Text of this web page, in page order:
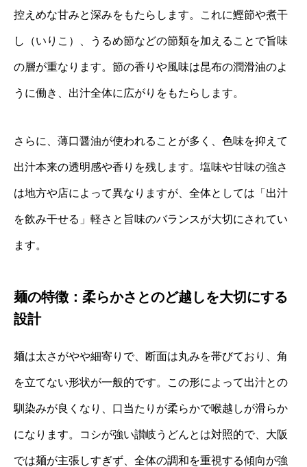
控えめな甘みと深みをもたらします。これに鰹節や煮干
し（いりこ）、うるめ節などの節類を加えることで旨味
の層が重なります。節の香りや風味は昆布の潤滑油のよ
うに働き、出汁全体に広がりをもたらします。
さらに、薄口醤油が使われることが多く、色味を抑えて
出汁本来の透明感や香りを残します。塩味や甘味の強さ
は地方や店によって異なりますが、全体としては「出汁
を飲み干せる」軽さと旨味のバランスが大切にされてい
ます。
麺の特徴：柔らかさとのど越しを大切にする
設計
麺は太さがやや細寄りで、断面は丸みを帯びており、角
を立てない形状が一般的です。この形によって出汁との
馴染みが良くなり、口当たりが柔らかで喉越しが滑らか
になります。コシが強い讃岐うどんとは対照的で、大阪
では麺が主張しすぎず、全体の調和を重視する傾向が強